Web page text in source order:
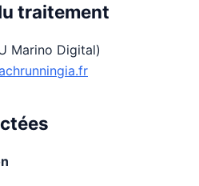
traitement
Marino Digital)